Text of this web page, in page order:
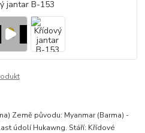
Země původu: Myanmar (Barma) -
údolí Hukawng. Stáří: Křídové